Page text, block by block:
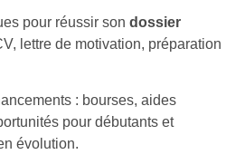
pour réussir son dossier
lettre de motivation, préparation
: bourses, aides
pour débutants et
évolution.